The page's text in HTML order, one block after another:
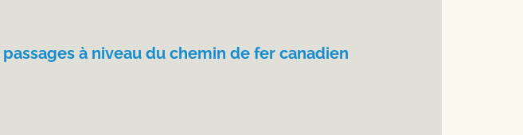
à niveau du chemin de fer canadien